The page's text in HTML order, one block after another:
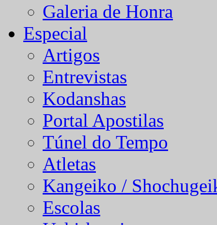
Galeria de Honra
Especial
Artigos
Entrevistas
Kodanshas
Portal Apostilas
Túnel do Tempo
Atletas
Kangeiko /
Escolas